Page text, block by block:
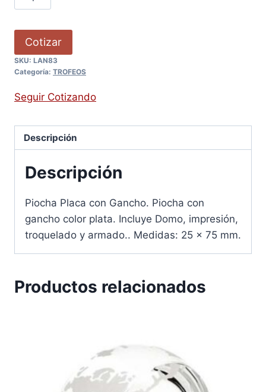
Cotizar
SKU: LAN83
Categoría: TROFEOS
Seguir Cotizando
Descripción
Descripción
Piocha Placa con Gancho. Piocha con
gancho color plata. Incluye Domo, impresión,
troquelado y armado.. Medidas: 25 x 75 mm.
Productos relacionados